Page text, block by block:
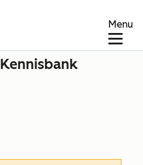
Menu
Kennisbank